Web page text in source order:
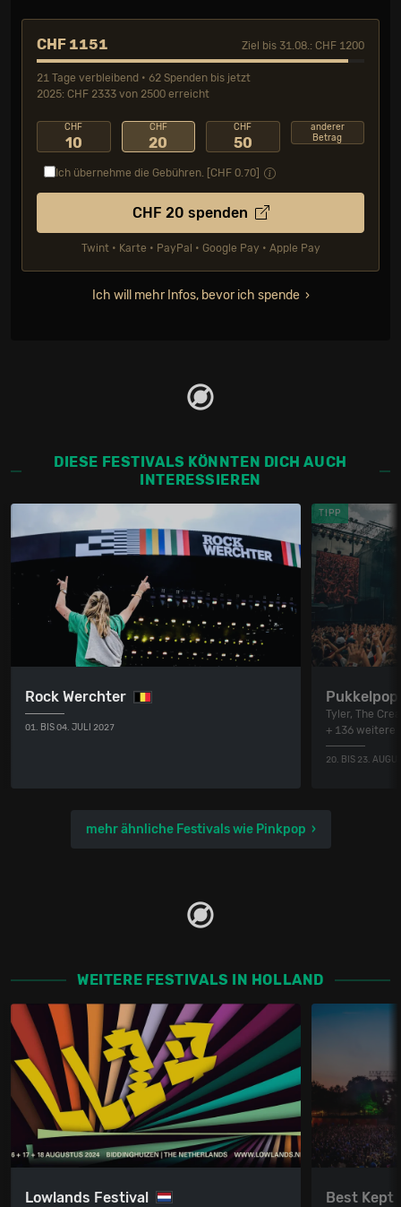
CHF 1151 Ziel bis 31.08.: CHF 1200
21 Tage verbleibend • 62 Spenden bis jetzt
2025: CHF 2333 von 2500 erreicht
CHF
10
CHF
20
CHF
50
anderer
Betrag
Ich übernehme die Gebühren. [CHF 0.70
CHF 20 spenden
Twint • Karte • PayPal • Google Pay • Apple Pay
Ich will mehr Infos, bevor ich spende
DIESE FESTIVALS KÖNNTEN DICH AUCH
INTERESSIEREN
Rock Werchter
01. BIS 04. JULI 2027
TIPP
Pukkelpop
Tyler, The
+ 136 weitere
20. BIS 23.
mehr ähnliche Festivals wie Pinkpop
WEITERE FESTIVALS IN HOLLAND
Lowlands Festival Best Kept